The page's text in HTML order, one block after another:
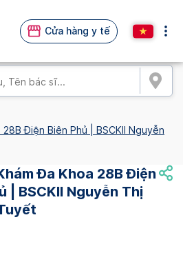
Cửa hàng y tế
Điện Biên Phủ | BSCKII Nguyễn
Đa Khoa 28B Điện
| BSCKII Nguyễn Thị